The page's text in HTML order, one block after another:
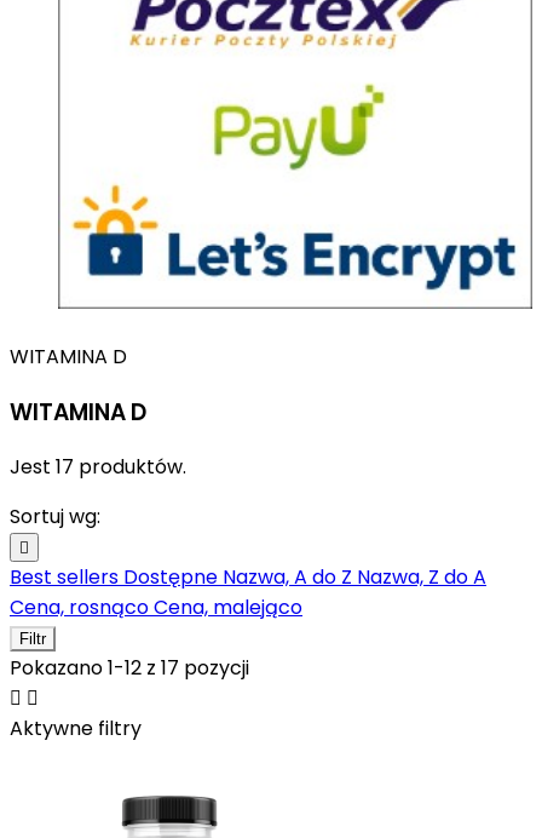
WITAMINA D
WITAMINA D
Jest 17 produktów.
Sortuj wg:

Best sellers Dostępne Nazwa, A do Z Nazwa, Z do A
Cena, rosnącoCena, malejąco
Filtr
Pokazano 1-12 z 17 pozycji
 
Aktywne filtry